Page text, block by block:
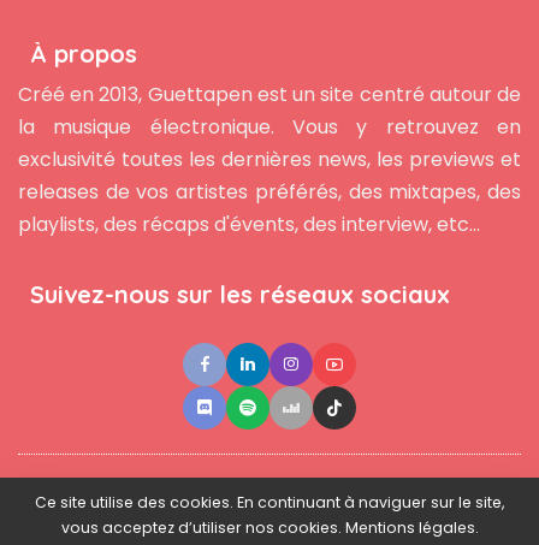
À propos
Créé en 2013, Guettapen est un site centré autour de
la musique électronique. Vous y retrouvez en
exclusivité toutes les dernières news, les previews et
releases de vos artistes préférés, des mixtapes, des
playlists, des récaps d'évents, des interview, etc...
Suivez-nous sur les réseaux sociaux
Contact ●Newsletter ● L'équipe ● Mentions légales
Ce site utilise des cookies. En continuant à naviguer sur le site,
vous acceptez d’utiliser nos cookies. Mentions légales.